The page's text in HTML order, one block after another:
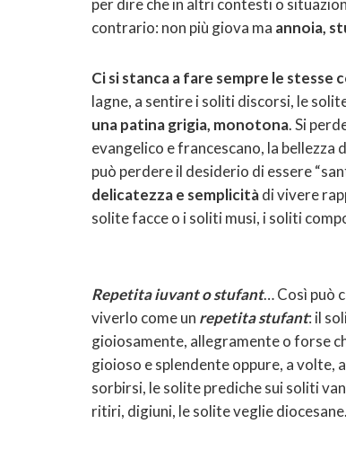
per dire che in altri contesti o
contrario: non più giova ma annoia,
Ci si stanca a fare sempre le stesse
lagne, a sentire i soliti discorsi, le
una patina grigia, monotona. Si
evangelico e francescano, la bellezza
può perdere il desiderio di essere
delicatezza e semplicitàdi vivere
solite facce o i soliti musi, i soliti
Repetita iuvant o stufant… Così può
viverlo come un repetita stufant: il
gioiosamente, allegramente o forse
gioioso e splendente oppure, a volte,
sorbirsi, le solite prediche sui soliti
ritiri, digiuni, le solite veglie